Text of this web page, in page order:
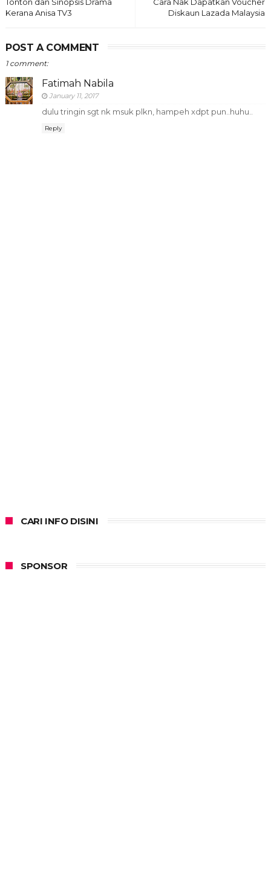
Diskaun Lazada Malaysia
Kerana Anisa TV3
POST A COMMENT
1 comment:
Fatimah Nabila
January 11, 2017
dulu tringin sgt nk msuk plkn, hampeh xdpt pun..huhu..
Reply
CARI INFO DISINI
SPONSOR